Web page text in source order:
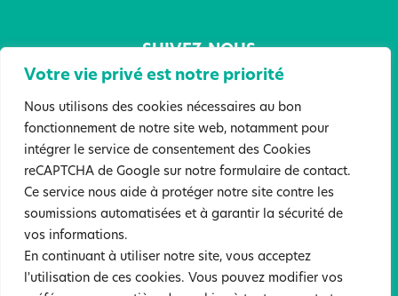
Votre vie privé est notre priorité
Nous utilisons des cookies nécessaires au bon
fonctionnement de notre site web, notamment pour
intégrer le service de consentement des Cookies
reCAPTCHA de Google sur notre formulaire de contact.
Ce service nous aide à protéger notre site contre les
soumissions automatisées et à garantir la sécurité de
vos informations.
En continuant à utiliser notre site, vous acceptez
l'utilisation de ces cookies. Vous pouvez modifier vos
SUIVEZ-NOUS
FAITES UN DON !
Mentions légales
Sites partenaires